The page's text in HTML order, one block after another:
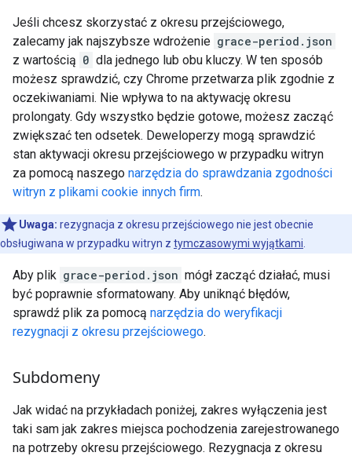
Jeśli chcesz skorzystać z okresu przejściowego,
zalecamy jak najszybsze wdrożenie grace-period.json
z wartością 0 dla jednego lub obu kluczy. W ten sposób
możesz sprawdzić, czy Chrome przetwarza plik zgodnie z
oczekiwaniami. Nie wpływa to na aktywację okresu
prolongaty. Gdy wszystko będzie gotowe, możesz zacząć
zwiększać ten odsetek. Deweloperzy mogą sprawdzić
stan aktywacji okresu przejściowego w przypadku witryn
za pomocą naszego narzędzia do sprawdzania zgodności
witryn z plikami cookie innych firm.
Uwaga: rezygnacja z okresu przejściowego nie jest obecnie
obsługiwana w przypadku witryn z tymczasowymi wyjątkami
Aby plik grace-period.json mógł zacząć działać, musi
być poprawnie sformatowany. Aby uniknąć błędów,
sprawdź plik za pomocą narzędzia do weryfikacji
rezygnacji z okresu przejściowego.
Subdomeny
Jak widać na przykładach poniżej, zakres wyłączenia jest
taki sam jak zakres miejsca pochodzenia zarejestrowanego
na potrzeby okresu przejściowego. Rezygnacja z okresu